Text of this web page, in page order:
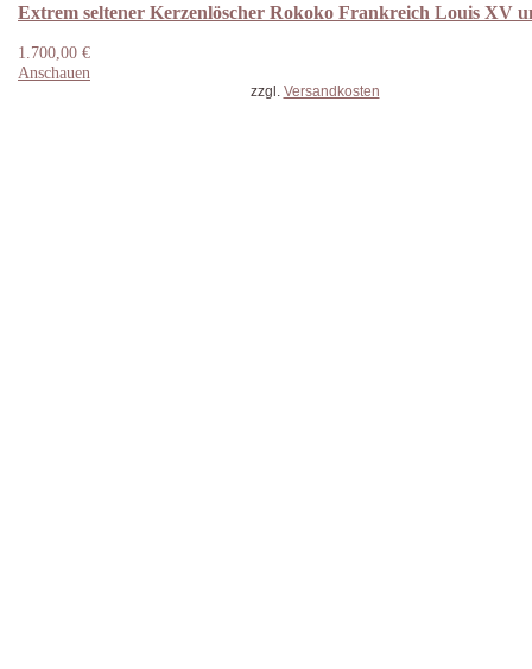
Extrem seltener Kerzenlöscher Rokoko Frankreich Louis XV
1.700,00 €
Anschauen
zzgl. Versandkosten